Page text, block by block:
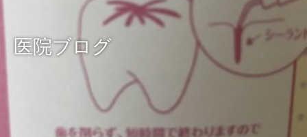
医院ブログ